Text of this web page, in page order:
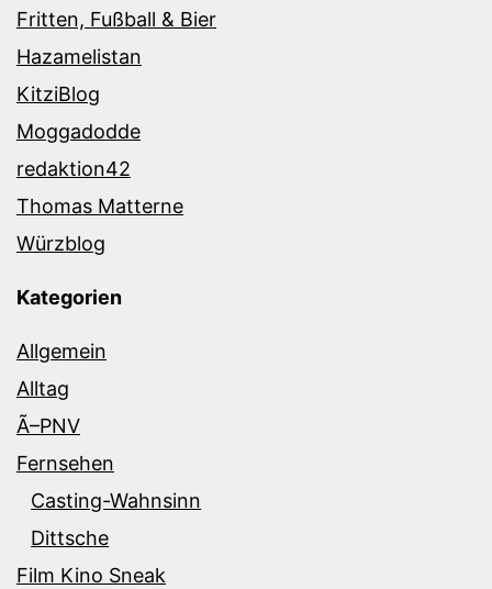
Fritten, Fußball & Bier
Hazamelistan
KitziBlog
Moggadodde
redaktion42
Thomas Matterne
Würzblog
Kategorien
Allgemein
Alltag
Ã–PNV
Fernsehen
Casting-Wahnsinn
Dittsche
Film Kino Sneak